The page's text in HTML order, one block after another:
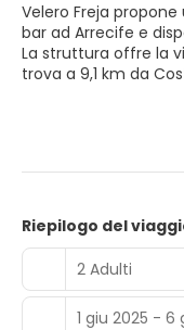
Velero Freja
bar ad Arrecife e
La struttura offre la
trova a 9,1 km da Costa
pranzo e piano
imbarcazione
sia un servizio di
mentre Campesino
struttura. Aeroporto
distanza.
Riepilogo del
2 Adulti
1 giu 2025 - 6